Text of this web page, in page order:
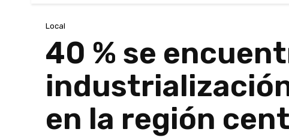
Local
40 % se
en la región